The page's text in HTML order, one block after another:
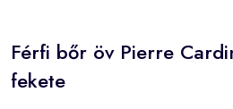
Férfi bőr öv Pierre
fekete